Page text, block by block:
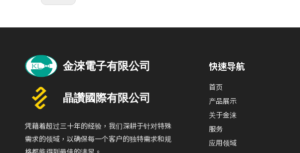
凭藉着超过三十年的经验，我们深耕于针对特殊
需求的领域，以确保每一个客户的独特需求和规
快速导航
首页
产品展示
关于金涞
服务
应用领域